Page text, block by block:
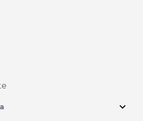
su youtube
su instagram
expand_more